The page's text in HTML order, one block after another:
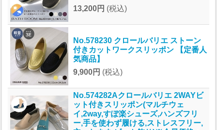
13,200円 (税込)
No.578230 クロールバリエ ストーン
付きカットワークスリッポン 【定番人
気商品】
9,900円 (税込)
No.574282Aクロールバリエ 2WAYビ
ット付きスリッポン(マルチウェ
イ,2way,すぽ楽シューズ,ハンズフリ
ー,手を使わず履ける,ストレスフリー,